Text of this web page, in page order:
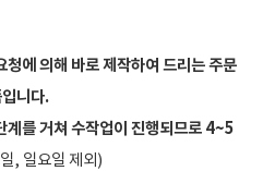
에 의해 바로 제작하여 드리는 주문
니다.
계를 거쳐 수작업이 진행되므로 4~5
, 일요일 제외)